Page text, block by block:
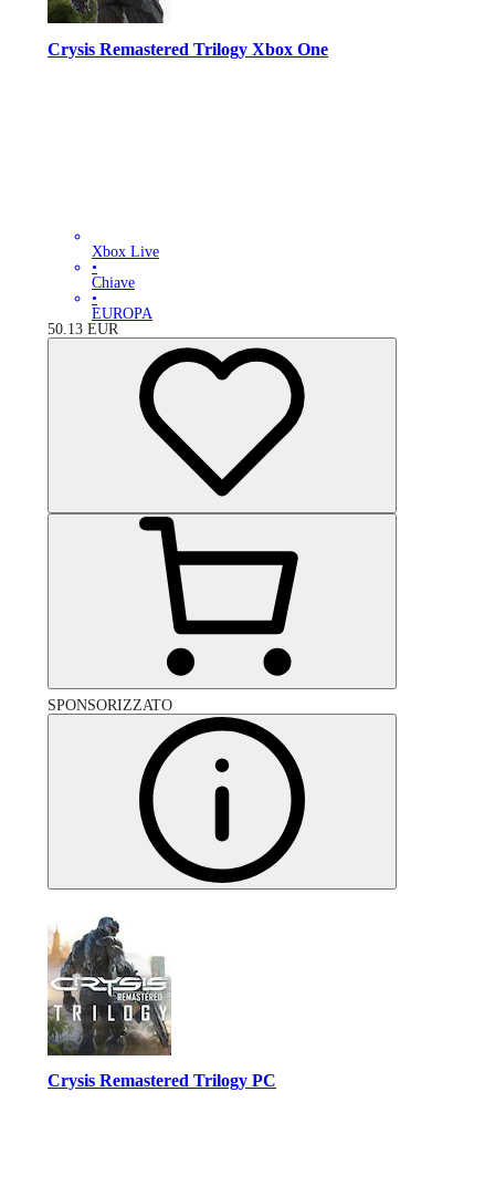
Crysis Remastered Trilogy Xbox One
Xbox Live
•
Chiave
•
EUROPA
50.13 EUR
SPONSORIZZATO
Crysis Remastered Trilogy PC